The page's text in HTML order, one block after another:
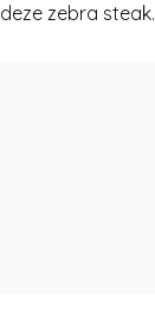
zebra steak.